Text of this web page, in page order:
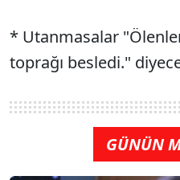
* Utanmasalar
toprağı besledi."
GÜNÜN